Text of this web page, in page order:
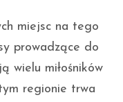
miejsc na tego
prowadzące do
wielu miłośników
regionie trwa